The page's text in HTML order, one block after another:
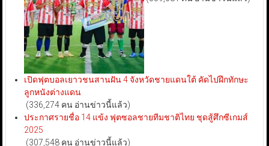
เปิดฟุตบอลเยาวชนสานฝัน 4 จังหวัดชายแดนใต้ คัดไปฝึกทักษะ
ลูกหนังต่างแดน
(336,274 คน อ่านข่าวนี้แล้ว)
ประกาศรายชื่อ 14 แข้ง ฟุตซอลชายทีมชาติไทย ชุดสู้ศึกซีเกมส์
2025
(307,548 คน อ่านข่าวนี้แล้ว)